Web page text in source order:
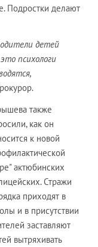
Подростки делают
детей
психологи
также
как он
к новой
актюбинских
Стражи
приходят в
и в присутствии
заставляют
вытряхивать